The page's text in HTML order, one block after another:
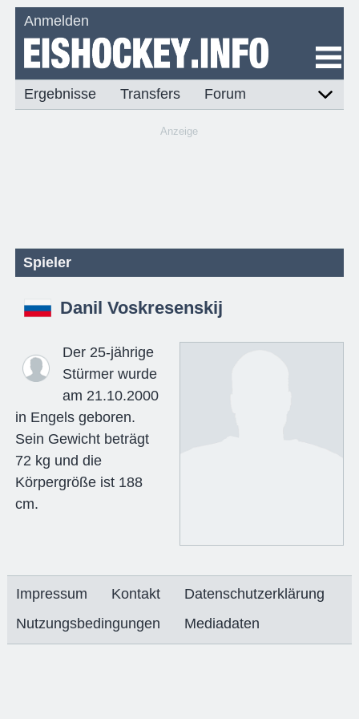
Anmelden
Ergebnisse Transfers Forum
Anzeige
Spieler
Danil Voskresenskij
Der 25-jährige
Stürmer wurde
am 21.10.2000
in Engels geboren.
Sein Gewicht beträgt
72 kg und die
Körpergröße ist 188
cm.
Impressum Kontakt
Datenschutzerklärung
Nutzungsbedingungen
Mediadaten